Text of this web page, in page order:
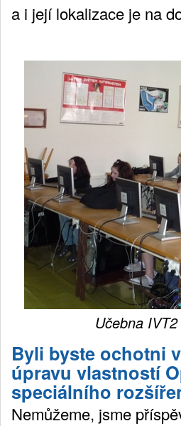
a i její lokalizace je na
Učebna
Byli byste ochotni
úpravu vlastností
speciálního
Nemůžeme, jsme